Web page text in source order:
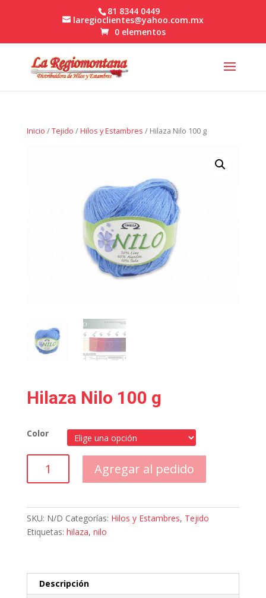
81 8344 0449
laregioclientes@yahoo.com.mx
0 elementos
Inicio /Tejido /Hilos y Estambres / Hilaza Nilo 100 g
Hilaza Nilo 100 g
Color
cantidad
Agregar al pedido
SKU: N/D Categorías: Hilos y Estambres, Tejido
Etiquetas: hilaza, nilo
Descripción